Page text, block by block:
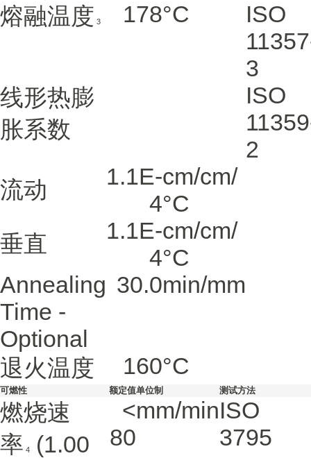
熔融温度 3 178°C
ISO
3
线形热膨
胀系数
ISO
2
流动
1.1E-
4
cm/cm/
°C
垂直
1.1E-
4
cm/cm/
°C
Annealing
Time -
Optional
30.0min/mm
退火温度 160°C
可燃性 额定值单位制 测试方法
燃烧速
率 4
(1.00
<
80
mm/minISO
3795